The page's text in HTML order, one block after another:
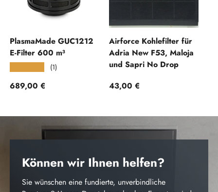
PlasmaMade GUC1212
E-Filter 600 m³
(1)
Normaler Preis
689,00 €
Airforce Kohlefilter für
Adria New F53, Maloja
und Sapri No Drop
Normaler Preis
43,00 €
Können wir Ihnen helfen?
Sie wünschen eine fundierte, unverbindliche